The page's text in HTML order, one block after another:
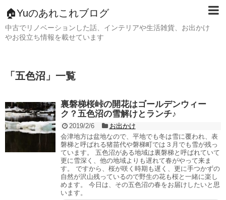
🏠Yuのあれこれブログ
中古でリノベーションした話、インテリアや生活雑貨、お出かけ
やお役立ち情報を載せています
「 五色沼 」 一覧
裏磐梯桜峠の開花はゴールデンウィー
ク？五色沼の雪解けとランチ♪
2019/2/6
お出かけ
会津地方は盆地なので、平地でも冬は雪に覆われ、表
磐梯と呼ばれる猪苗代や磐梯町では３月でも雪が残っ
ています。 五色沼がある地域は裏磐梯と呼ばれていて
更に雪深く、他の地域よりも遅れて春がやって来ま
す。 ですから、桜が咲く時期も遅く、更に手つかずの
自然が沢山残っているので野生の花も桜と一緒に楽し
めます。 今日は、その五色沼の春をお届けしたいと思
います。